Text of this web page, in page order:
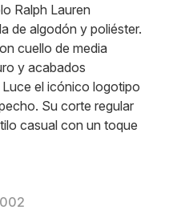
Ralph Lauren
de algodón y poliéster.
cuello de media
y acabados
el icónico logotipo
Su corte regular
casual con un toque